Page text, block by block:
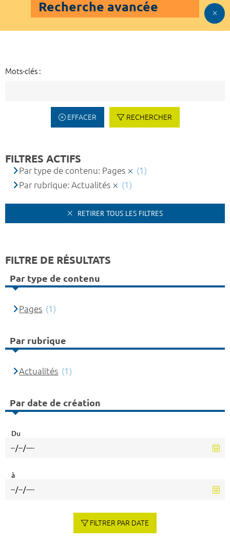
Recherche avancée
Mots-clés :
EFFACER RECHERCHER
FILTRES ACTIFS
Par type de contenu: Pages
(1)
Par rubrique: Actualités
(1)
RETIRER TOUS LES FILTRES
FILTRE DE RÉSULTATS
Par type de contenu
Pages (1)
Par rubrique
Actualités (1)
Par date de création
Du
à
FILTRER PAR DATE